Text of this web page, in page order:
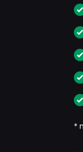
*